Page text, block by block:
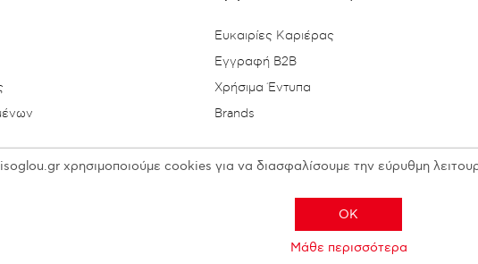
Ευκαιρίες Καριέρας
Εγγραφή B2B
Χρήσιμα Έντυπα
Brands
χρησιμοποιούμε cookies για να διασφαλίσουμε την εύρυθμη
OK
Μάθε περισσότερα